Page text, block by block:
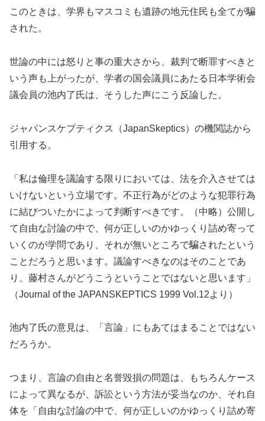
このときは、学界もマスコミも遺跡の地元住民も全てが騙
された。
世論の中には怒りと事の重大さから、裁判で断罪すべきと
いう声も上がったが、学者の国会議員にあたる日本学術会
議会員の池内了氏は、そうした声にこう反論した。
ジャパンスケプティクス（JapanSkeptics）の機関誌から
引用する。
「私は倫理を議論する限りにおいては、法を介入させては
いけないという立場です。不正行為がどのような犯罪行為
に結びついたかによって判断すべきです。（中略）公開し
て自由な討論の中で、何が正しいのかゆっくり詰め寄って
いくのが学問であり、それが無いところで騙されたという
ことだろうと思います。議論すべきなのはそのことであ
り、藤村さんがどうこうということではないと思います」
（Journal of the JAPANSKEPTICS 1999 Vol.12より）
池内了氏の意見は、「言論」にもあてはまることではない
だろうか。
つまり、言論の自由と名誉毀損の問題は、もちろんケース
によって異なるが、訴訟という方法が妥当なのか、それ自
体を「自由な討論の中で、何が正しいのかゆっくり詰め寄